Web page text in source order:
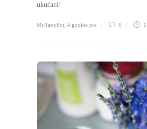
ukućani!
MyTastyPot, 4 godine pre 0